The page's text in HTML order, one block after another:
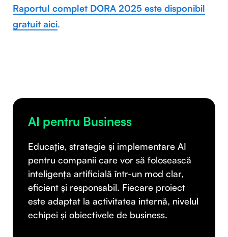
Raportul complet DORA 2025 este disponibil
gratuit aici.
AI pentru Business
Educație, strategie și implementare AI
pentru companii care vor să folosească
inteligența artificială într-un mod clar,
eficient și responsabil. Fiecare proiect
este adaptat la activitatea internă, nivelul
echipei și obiectivele de business.